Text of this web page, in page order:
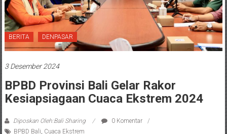
BERITA DENPASAR
3 Desember 2024
BPBD Provinsi Bali Gelar Rakor
Kesiapsiagaan Cuaca Ekstrem 2024
Diposkan Oleh:Bali Sharing
0 Komentar
BPBD Bali Cuaca Ekstrem